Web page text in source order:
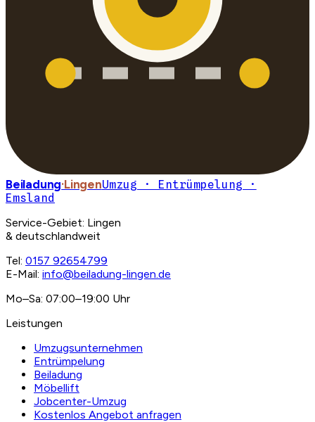
Beiladung·LingenUmzug · Entrümpelung ·
Emsland
Service-Gebiet: Lingen
& deutschlandweit
Tel: 0157 92654799
E-Mail: info@beiladung-lingen.de
Mo–Sa: 07:00–19:00 Uhr
Leistungen
Umzugsunternehmen
Entrümpelung
Beiladung
Möbellift
Jobcenter-Umzug
Kostenlos Angebot anfragen